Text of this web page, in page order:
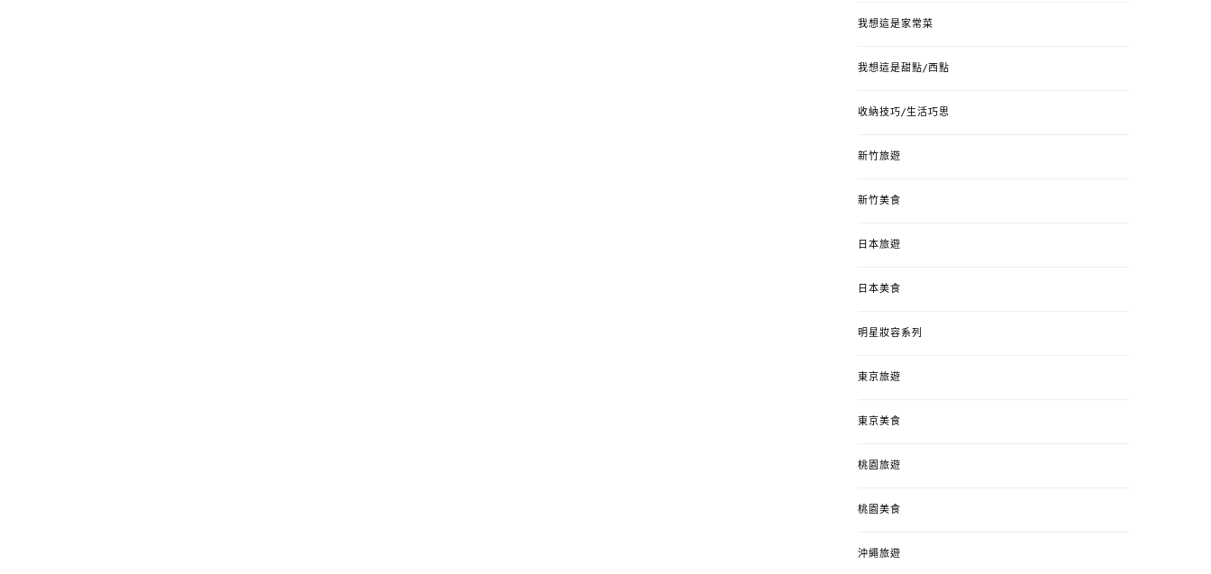
我想這是家常菜
我想這是甜點/西點
收納技巧/生活巧思
新竹旅遊
新竹美食
日本旅遊
日本美食
明星妝容系列
東京旅遊
東京美食
桃園旅遊
桃園美食
沖繩旅遊